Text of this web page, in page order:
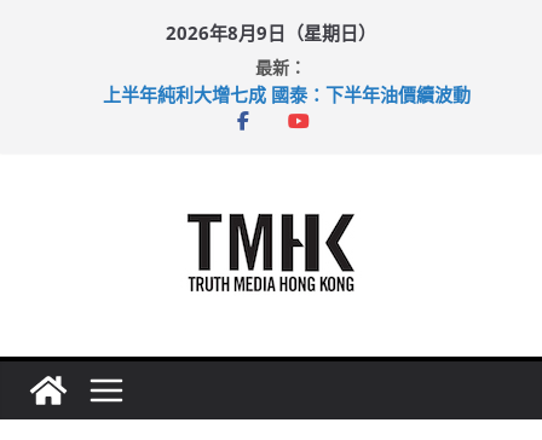
2026年8月9日（星期日）
最新：
上半年純利大增七成 國泰：下半年油價續波動
拜仁熱身賽挫維拉 啟德主場館奪錦標